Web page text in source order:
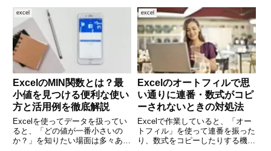
excel
ExcelのMIN関数とは？最
小値を見つける便利な使い
方と活用例を徹底解説
Excelを使ってデータを扱ってい
ると、「どの値が一番小さいの
か？」を知りたい場面は多々あり
excel
Excelのオートフィルで思
い通りに連番・数式がコピ
ーされないときの対処法
Excelで作業していると、「オー
トフィル」を使って連番を振った
り、数式をコピーしたりする機会